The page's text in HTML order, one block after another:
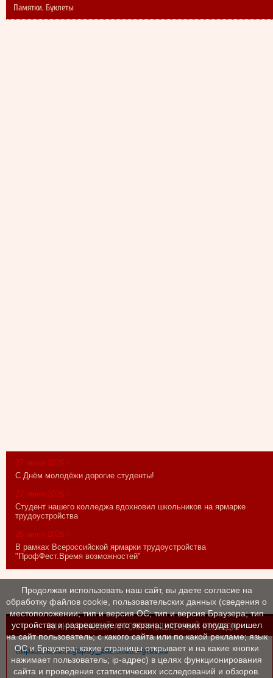
Памятки. Буклеты
27 июня 2026 г.
С Днём молодёжи дорогие студенты!
27 июня 2026 г.
Студент нашего колледжа вдохновил школьников на ярмарке
трудоустройства
26 июня 2026 г.
В рамках Всероссийской ярмарки трудоустройства
"ПрофФест.Время возможностей"
ЗИАНЧУРИНСКИЙ АГРОПРОМЫШЛЕННЫЙ КОЛЛЕДЖ
https://vk.com/gapoy_zak?from=groups
Продолжая использовать наш сайт, вы даете согласие на
обработку файлов cookie, пользовательских данных (сведения о
местоположении; тип и версия ОС; тип и версия Браузера; тип
устройства и разрешение его экрана; источник откуда пришел
на сайт пользователь; с какого сайта или по какой рекламе; язык
ОС и Браузера; какие страницы открывает и на какие кнопки
нажимает пользователь; ip-адрес) в целях функционирования
сайта и проведения статистических исследований и обзоров.